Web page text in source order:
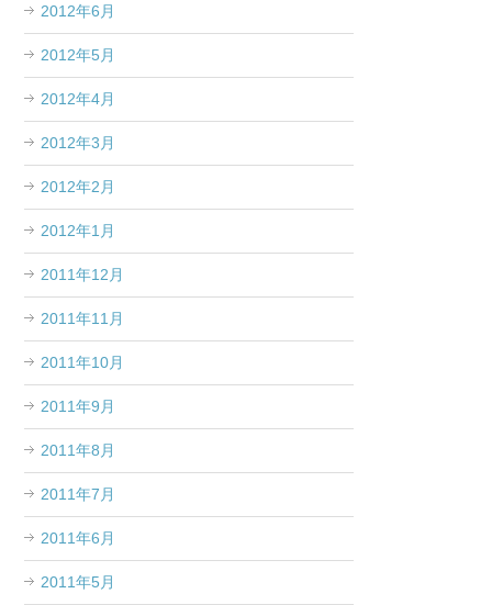
2012年6月
2012年5月
2012年4月
2012年3月
2012年2月
2012年1月
2011年12月
2011年11月
2011年10月
2011年9月
2011年8月
2011年7月
2011年6月
2011年5月